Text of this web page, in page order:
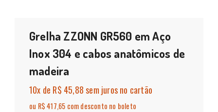
Grelha ZZONN GR560 em Aço
Inox 304 e cabos anatômicos de
madeira
10x de R$ 45,88sem juros no cartão
ou R$ 417,65 com desconto no boleto